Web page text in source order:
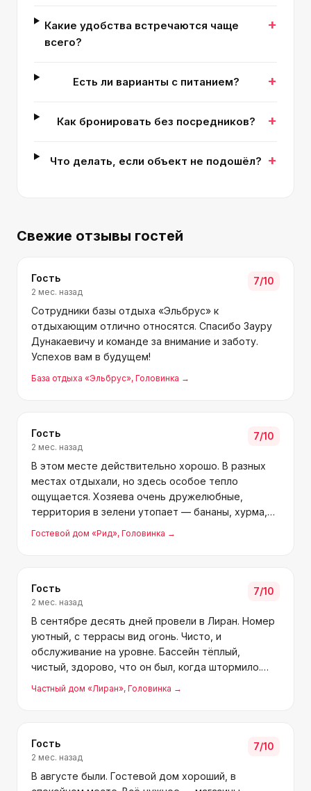
Какие удобства встречаются чаще
всего?
+
Есть ли варианты с питанием? +
Как бронировать без посредников? +
Что делать, если объект не подошёл? +
Свежие отзывы гостей
Гость
2 мес. назад
7/10
Сотрудники базы отдыха «Эльбрус» к
отдыхающим отлично относятся. Спасибо Зауру
Дунакаевичу и команде за внимание и заботу.
Успехов вам в будущем!
База отдыха «Эльбрус», Головинка →
Гость
2 мес. назад
7/10
В этом месте действительно хорошо. В разных
местах отдыхали, но здесь особое тепло
ощущается. Хозяева очень дружелюбные,
территория в зелени утопает — бананы, хурма,
груши. Бассейн отличный, успел проверить.
Гостевой дом «Рид», Головинка →
Гость
2 мес. назад
7/10
В сентябре десять дней провели в Лиран. Номер
уютный, с террасы вид огонь. Чисто, и
обслуживание на уровне. Бассейн тёплый,
чистый, здорово, что он был, когда штормило.
Кухни удобные, посуда и всё для готовки есть.
Саида, Алик — спасибо за всё, обязательно ещё к
Частный дом «Лиран», Головинка →
Гость
2 мес. назад
7/10
В августе были. Гостевой дом хороший, в